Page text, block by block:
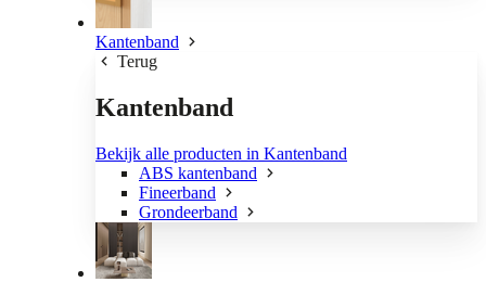
Kantenband
Terug
Kantenband
Bekijk alle producten in Kantenband
ABS kantenband
Fineerband
Grondeerband